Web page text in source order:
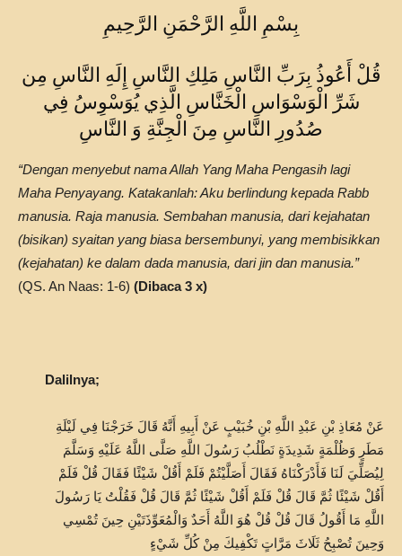
بِسْمِ اللَّهِ الرَّحْمَنِ الرَّحِيمِ
قُلْ أَعُوذُ بِرَبِّ النَّاسِ مَلِكِ النَّاسِ إِلَهِ النَّاسِ مِن
شَرِّ الْوَسْوَاسِ الْخَنَّاسِ الَّذِي يُوَسْوِسُ فِي
صُدُورِ النَّاسِ مِنَ الْجِنَّةِ وَ النَّاسِ
“Dengan menyebut nama Allah Yang Maha Pengasih lagi
Maha Penyayang. Katakanlah: Aku berlindung kepada Rabb
manusia. Raja manusia. Sembahan manusia, dari kejahatan
(bisikan) syaitan yang biasa bersembunyi, yang membisikkan
(kejahatan) ke dalam dada manusia, dari jin dan manusia.”
(QS. An Naas: 1-6) (Dibaca 3 x)
Dalilnya;
عَنْ مُعَاذِ بْنِ عَبْدِ اللَّهِ بْنِ خُبَيْبٍ عَنْ أَبِيهِ أَنَّهُ قَالَ خَرَجْنَا فِي لَيْلَةِ
مَطَرٍ وَظُلْمَةٍ شَدِيدَةٍ نَطْلُبُ رَسُولَ اللَّهِ صَلَّى اللَّهُ عَلَيْهِ وَسَلَّمَ
لِيُصَلِّيَ لَنَا فَأَدْرَكْنَاهُ فَقَالَ أَصَلَّيْتُمْ فَلَمْ أَقُلْ شَيْئًا فَقَالَ قُلْ فَلَمْ
أَقُلْ شَيْئًا ثُمَّ قَالَ قُلْ فَلَمْ أَقُلْ شَيْئًا ثُمَّ قَالَ قُلْ فَقُلْتُ يَا رَسُولَ
اللَّهِ مَا أَقُولُ قَالَ قُلْ قُلْ هُوَ اللَّهُ أَحَدٌ وَالْمُعَوِّذَتَيْنِ حِينَ تُمْسِي
وَحِينَ تُصْبِحُ ثَلَاثَ مَرَّاتٍ تَكْفِيكَ مِنْ كُلِّ شَيْءٍ